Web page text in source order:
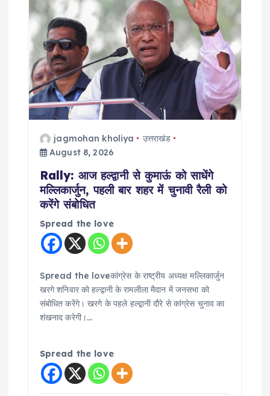
g
a
t
jagmohan kholiya
उत्तराखंड
August 8, 2026
Rally: आज हल्द्वानी से कुमाऊं को साधेंगे
मल्लिकार्जुन, पहली बार शहर में चुनावी रैली को
करेंगे संबोधित
Spread the love
Spread the loveकांग्रेस के राष्ट्रीय अध्यक्ष मल्लिकार्जुन
खरगे शनिवार को हल्द्वानी के रामलीला मैदान में जनसभा को
संबोधित करेंगे। खरगे के पहले हल्द्वानी दौरे से कांग्रेस चुनाव का
शंखनाद करेगी।…
Spread the love